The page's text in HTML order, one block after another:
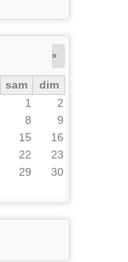
»
sam
dim
1
2
8
9
15
16
22
23
29
30